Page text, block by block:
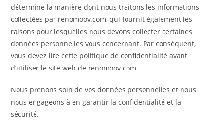
détermine la manière dont nous traitons les informations
collectées par renomoov.com, qui fournit également les
raisons pour lesquelles nous devons collecter certaines
données personnelles vous concernant. Par conséquent,
vous devez lire cette politique de confidentialité avant
d’utiliser le site web de renomoov.com.
Nous prenons soin de vos données personnelles et nous
nous engageons à en garantir la confidentialité et la
sécurité.